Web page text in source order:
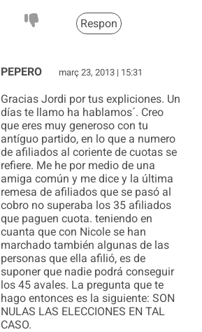
Respon
PEPERO març 23, 2013 | 15:31
Gracias Jordi por tus expliciones. Un
días te llamo ha hablamos´. Creo
que eres muy generoso con tu
antíguo partido, en lo que a numero
de afiliados al coriente de cuotas se
refiere. Me he por medio de una
amiga común y me dice y la última
remesa de afiliados que se pasó al
cobro no superaba los 35 afiliados
que paguen cuota. teniendo en
cuanta que con Nicole se han
marchado también algunas de las
personas que ella afilió, es de
suponer que nadie podrá conseguir
los 45 avales. La pregunta que te
hago entonces es la siguiente: SON
NULAS LAS ELECCIONES EN TAL
CASO.